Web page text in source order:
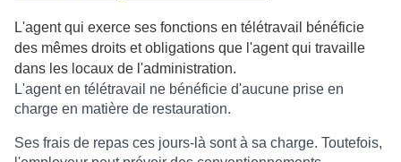
L'agent qui exerce ses fonctions en télétravail bénéficie
des mêmes droits et obligations que l'agent qui travaille
dans les locaux de l'administration.
L'agent en télétravail ne bénéficie d'aucune prise en
charge en matière de restauration.
Ses frais de repas ces jours-là sont à sa charge. Toutefois,